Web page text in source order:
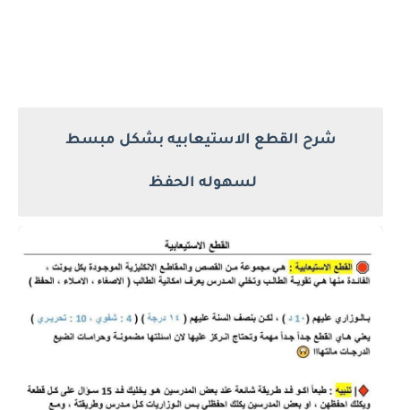
شرح القطع الاستيعابيه بشكل مبسط
لسهوله الحفظ